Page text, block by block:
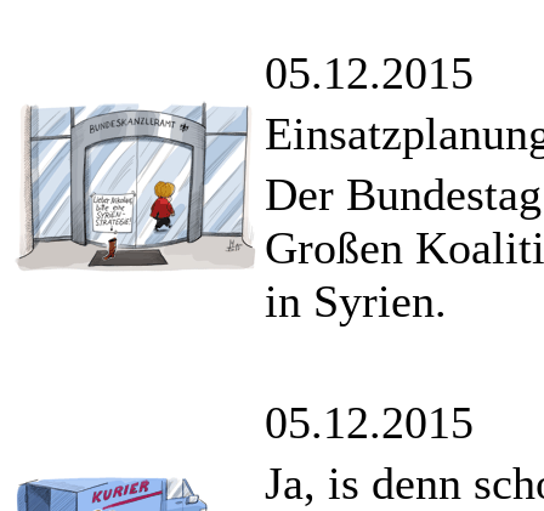
05.12.2015
Der
Großen
in Syrien.
05.12.2015
Ja, is denn